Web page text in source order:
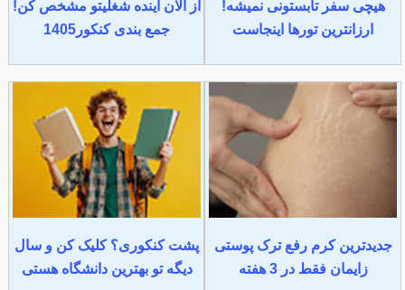
هیچی سفر تابستونی نمیشه!
ارزانترین تورها اینجاست
از الان آینده شغلیتو مشخص کن!
جمع بندی کنکور1405
جدیدترین کرم رفع ترک پوستی
زایمان فقط در 3 هفته
پشت کنکوری؟ کلیک کن و سال
دیگه تو بهترین دانشگاه هستی